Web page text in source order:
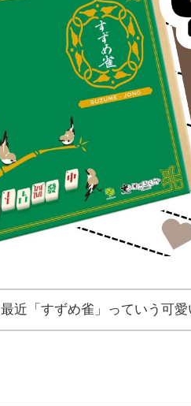
最近「すずめ雀」っていう可